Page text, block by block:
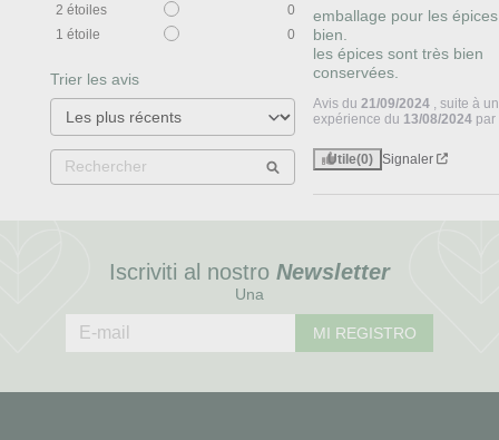
2 étoiles
0
1 étoile 0
Trier les avis
emballage pour les
bien.
les épices sont très bien
conservées.
Avis du21/09/2024
, suite à
expérience du 13/08/2024 par
Utile(0) Signaler
Iscriviti al nostro Newsletter
Una
MI REGISTRO